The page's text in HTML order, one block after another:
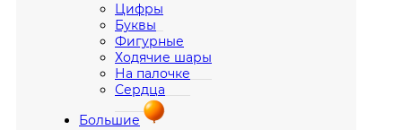
Цифры
Буквы
Фигурные
Ходячие шары
На палочке
Сердца
Большие